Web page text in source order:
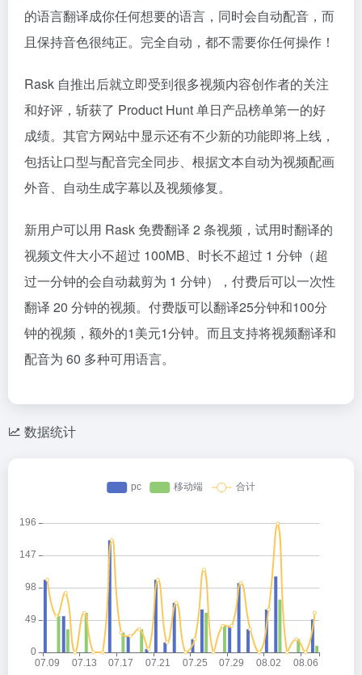
的语言翻译成你任何想要的语言，同时会自动配音，而
且保持音色很纯正。完全自动，都不需要你任何操作！
Rask 自推出后就立即受到很多视频内容创作者的关注
和好评，斩获了 Product Hunt 单日产品榜单第一的好
成绩。其官方网站中显示还有不少新的功能即将上线，
包括让口型与配音完全同步、根据文本自动为视频配画
外音、自动生成字幕以及视频修复。
新用户可以用 Rask 免费翻译 2 条视频，试用时翻译的
视频文件大小不超过 100MB、时长不超过 1 分钟（超
过一分钟的会自动裁剪为 1 分钟），付费后可以一次性
翻译 20 分钟的视频。付费版可以翻译25分钟和100分
钟的视频，额外的1美元1分钟。而且支持将视频翻译和
配音为 60 多种可用语言。
数据统计